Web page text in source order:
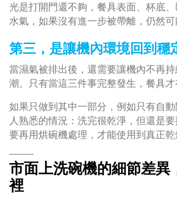
光是打開門還不夠，餐具表面、杯底
水氣，如果沒有進一步被帶離，仍然可
第三，是讓機內環境回到穩
當濕氣被排出後，還需要讓機內不再
潮。只有當這三件事完整發生，餐具才
如果只做到其中一部分，例如只有自
人熟悉的情況：洗完很乾淨，但還是
要再用烘碗機處理，才能使用到真正乾
市面上洗碗機的細節差異
裡